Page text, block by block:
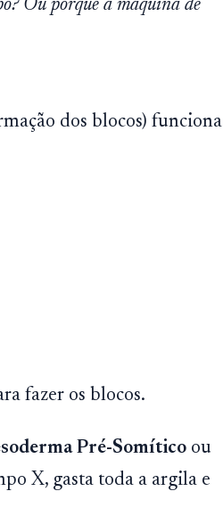
Ou porque a máquina de
dos blocos) funciona
fazer os blocos.
Pré-Somítico ou
X, gasta toda a argila e